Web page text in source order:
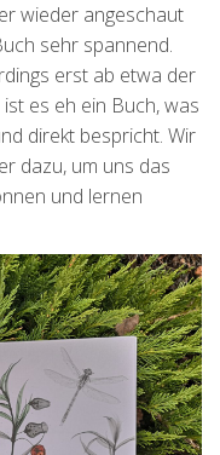
wieder angeschaut
sehr spannend.
erst ab etwa der
es eh ein Buch, was
direkt bespricht. Wir
dazu, um uns das
und lernen